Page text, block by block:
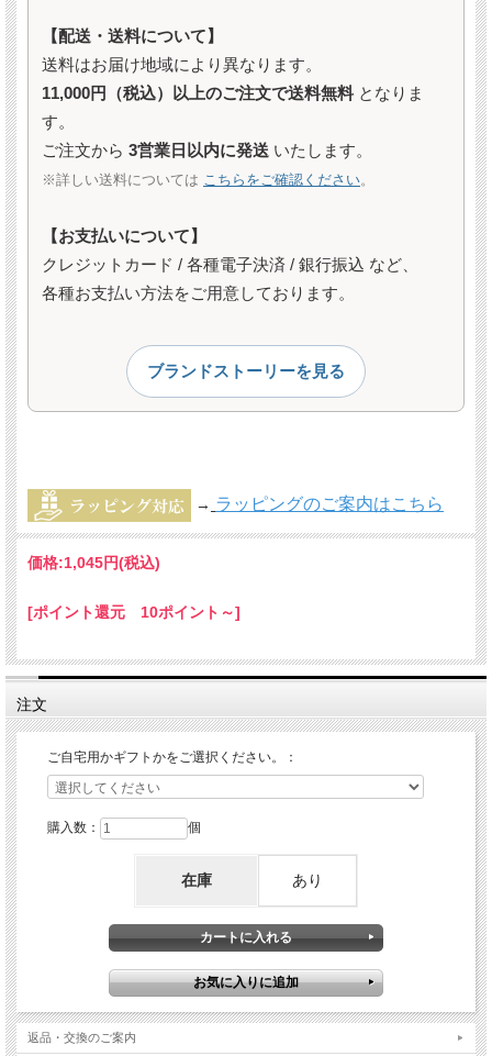
【配送・送料について】
送料はお届け地域により異なります。
11,000円（税込）以上のご注文で送料無料 となりま
す。
ご注文から 3営業日以内に発送 いたします。
※詳しい送料については こちらをご確認ください。
【お支払いについて】
クレジットカード / 各種電子決済 / 銀行振込 など、
各種お支払い方法をご用意しております。
ブランドストーリーを見る
→ ラッピングのご案内はこちら
価格:1,045円(税込)
[ポイント還元 10ポイント～]
注文
ご自宅用かギフトかをご選択ください。：
購入数： 個
在庫 あり
返品・交換のご案内